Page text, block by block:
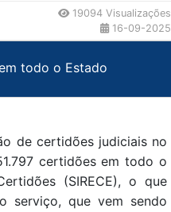
19094 Visualizações
16-09-2025
todo o Estado
de certidões judiciais no
certidões em todo o
(SIRECE), o que
serviço, que vem sendo